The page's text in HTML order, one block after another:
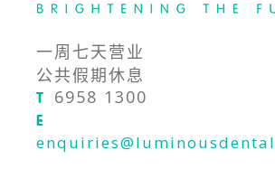
一周七天营业
公共假期休息
T 6958 1300
E